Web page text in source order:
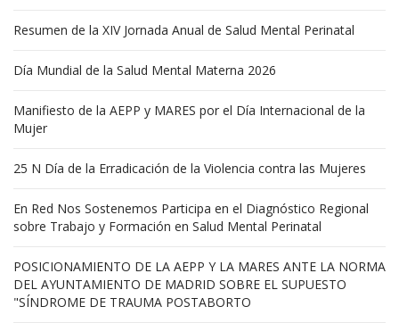
Resumen de la XIV Jornada Anual de Salud Mental Perinatal
Día Mundial de la Salud Mental Materna 2026
Manifiesto de la AEPP y MARES por el Día Internacional de la
Mujer
25 N Día de la Erradicación de la Violencia contra las Mujeres
En Red Nos Sostenemos Participa en el Diagnóstico Regional
sobre Trabajo y Formación en Salud Mental Perinatal
POSICIONAMIENTO DE LA AEPP Y LA MARES ANTE LA NORMA
DEL AYUNTAMIENTO DE MADRID SOBRE EL SUPUESTO
"SÍNDROME DE TRAUMA POSTABORTO